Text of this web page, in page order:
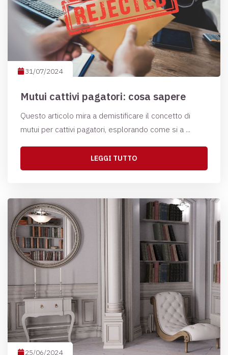
31/07/2024
Mutui cattivi pagatori: cosa sapere
Questo articolo mira a demistificare il concetto di
mutui per cattivi pagatori, esplorando come si a ...
LEGGI TUTTO
25/06/2024